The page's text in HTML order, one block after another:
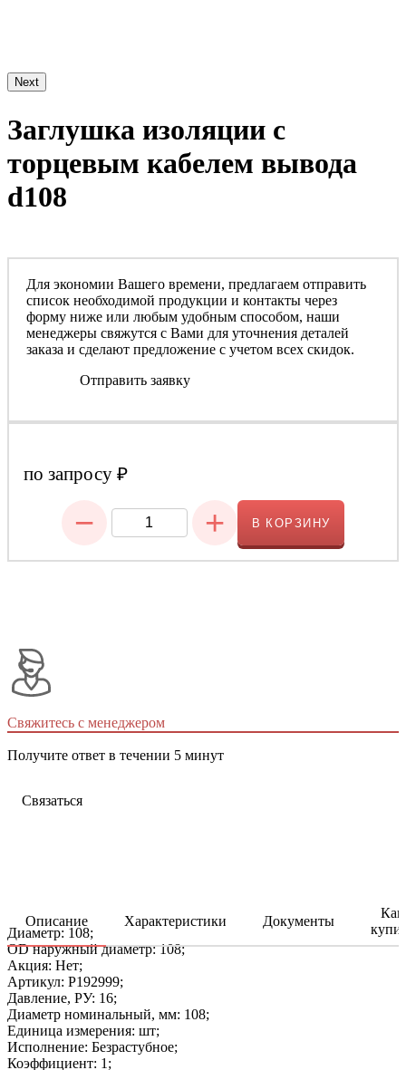
Next
Заглушка изоляции с
торцевым кабелем вывода
d108
Для экономии Вашего времени, предлагаем отправить
список необходимой продукции и контакты через
форму ниже или любым удобным способом, наши
менеджеры свяжутся с Вами для уточнения деталей
заказа и сделают предложение с учетом всех скидок.
Отправить заявку
по запросу ₽
− + В КОРЗИНУ
Свяжитесь с менеджером
Получите ответ в течении 5 минут
Связаться
Описание Характеристики Документы
Как
Диаметр: 108;
OD наружный диаметр: 108;
Акция: Нет;
Артикул: P192999;
Давление, РУ: 16;
Диаметр номинальный, мм: 108;
Единица измерения: шт;
Исполнение: Безрастубное;
Коэффициент: 1;